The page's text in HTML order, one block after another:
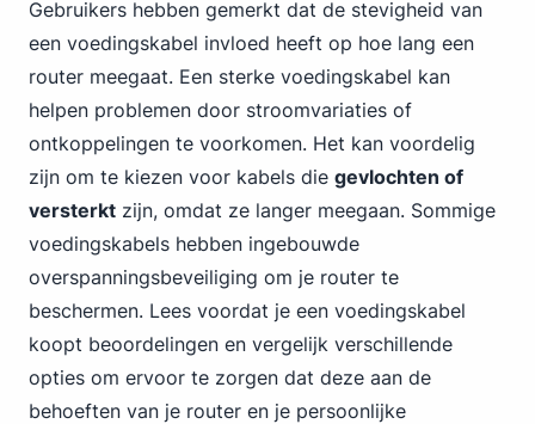
Gebruikers hebben gemerkt dat de stevigheid van
een voedingskabel invloed heeft op hoe lang een
router meegaat. Een sterke voedingskabel kan
helpen problemen door stroomvariaties of
ontkoppelingen te voorkomen. Het kan voordelig
zijn om te kiezen voor kabels die gevlochten of
versterkt zijn, omdat ze langer meegaan. Sommige
voedingskabels hebben ingebouwde
overspanningsbeveiliging om je router te
beschermen. Lees voordat je een voedingskabel
koopt beoordelingen en vergelijk verschillende
opties om ervoor te zorgen dat deze aan de
behoeften van je router en je persoonlijke